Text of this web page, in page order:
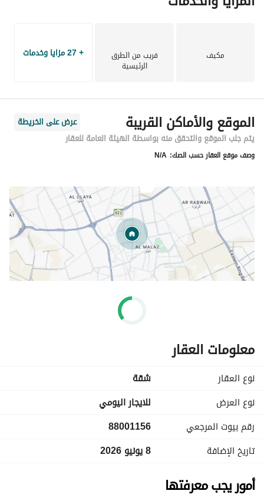
مكيف قريب من الطرق
الرئيسية
+ 27 مزايا وخدمات
الموقع والأماكن القريبة
عرض على الخريطة
يتم جلب الموقع والتحقق منه بواسطة الهيئة العامة للعقار
وصف موقع العقار حسب الصك: N/A
معلومات العقار
نوع العقار
شقة
نوع العرض
للايجار اليومي
رقم بيوت المرجعي
88001156
تاريخ الإضافة
8 يونيو 2026
أمور يجب معرفتها